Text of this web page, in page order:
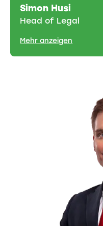
Simon Husi
Head of Legal
Mehr anzeigen